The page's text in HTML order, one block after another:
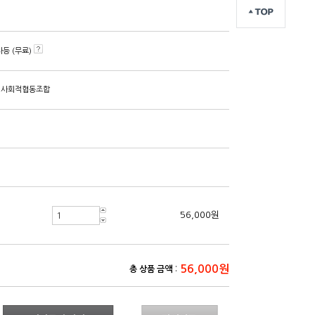
등 (무료)
회적협동조합
56,000원
총 상품 금액 : 56,000원